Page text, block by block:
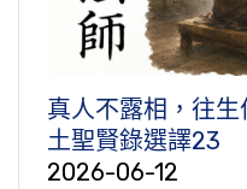
真人不露相，往
土聖賢錄選譯23
2026-06-12